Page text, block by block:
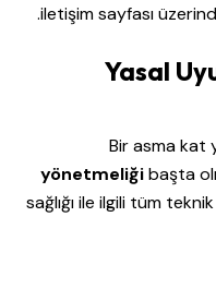
iletişimsayfası
Yasal
Bir asma kat
yönetmeliğibaşta
sağlığı ile ilgili tüm